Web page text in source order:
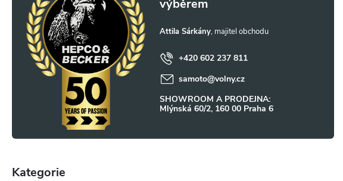
Attila Sárkány
+420 602 237 811
samoto@volny.cz
SHOWROOM A PRODEJNA:
Mlýnská 60/2, 160 00 Praha 6
Přeskočit
Kategorie